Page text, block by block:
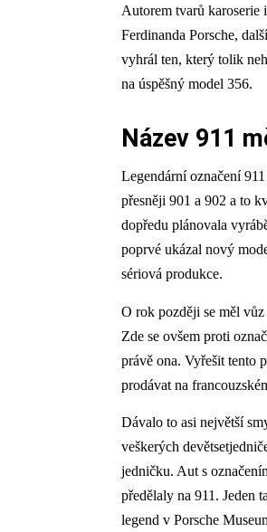
Autorem tvarů karoserie
Ferdinanda Porsche,
vyhrál ten, který tolik
na úspěšný model 356.
Název 911
Legendární označení
přesněji 901 a 902 a to
dopředu plánovala
poprvé ukázal nový
sériová produkce.
O rok později se měl vůz
Zde se ovšem proti
právě ona. Vyřešit tento
prodávat na
Dávalo to asi největší
veškerých
jedničku. Aut s
předělaly na 911. Jeden
legend v Porsche